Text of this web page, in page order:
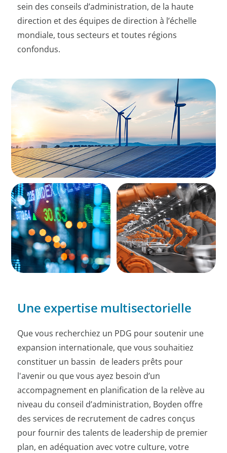
sein des conseils d’administration, de la haute
direction et des équipes de direction à l’échelle
mondiale, tous secteurs et toutes régions
confondus.
Une expertise multisectorielle
Que vous recherchiez un PDG pour soutenir une
expansion internationale, que vous souhaitiez
constituer un bassin de leaders prêts pour
l'avenir ou que vous ayez besoin d’un
accompagnement en planification de la relève au
niveau du conseil d’administration, Boyden offre
des services de recrutement de cadres conçus
pour fournir des talents de leadership de premier
plan, en adéquation avec votre culture, votre